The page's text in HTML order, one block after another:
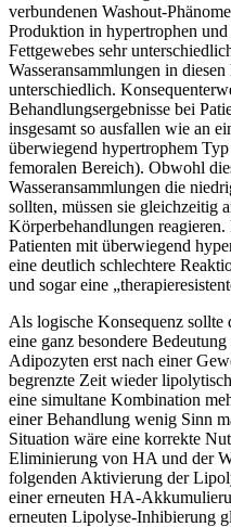
verbundenen Washout-
Produktion in hypertrophen
Fettgewebes sehr
Wasseransammlungen in
unterschiedlich.
Behandlungsergebnisse bei
insgesamt so ausfallen wie an
überwiegend hypertrophem
femoralen Bereich). Obwohl
Wasseransammlungen die
sollten, müssen sie gleichzeitig
Körperbehandlungen reagieren.
Patienten mit überwiegend
eine deutlich schlechtere
und sogar eine
Als logische Konsequenz sollte
eine ganz besondere
Adipozyten erst nach einer
begrenzte Zeit wieder
eine simultane Kombination
einer Behandlung wenig Sinn
Situation wäre eine korrekte
Eliminierung von HA und der
folgenden Aktivierung der
einer erneuten HA-
erneuten Lipolyse-Inhibierung